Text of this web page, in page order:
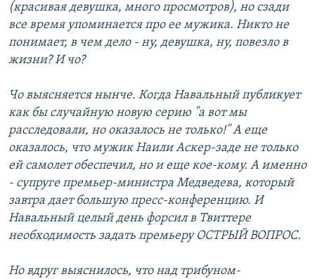
(красивая девушка, много просмотров), но сзади
все время упоминается про ее мужика. Никто не
понимает, в чем дело - ну, девушка, ну, повезло в
жизни? И чо?
Чо выясняется нынче. Когда Навальный публикует
как бы случайную новую серию "а вот мы
расследовали, но оказалось не только!" А еще
оказалось, что мужик Наили Аскер-заде не только
ей самолет обеспечил, но и еще кое-кому. А именно
- супруге премьер-министра Медведева, который
завтра дает большую пресс-конференцию. И
Навальный целый день форсил в Твиттере
необходимость задать премьеру ОСТРЫЙ ВОПРОС.
Но вдруг выяснилось, что над трибуном-